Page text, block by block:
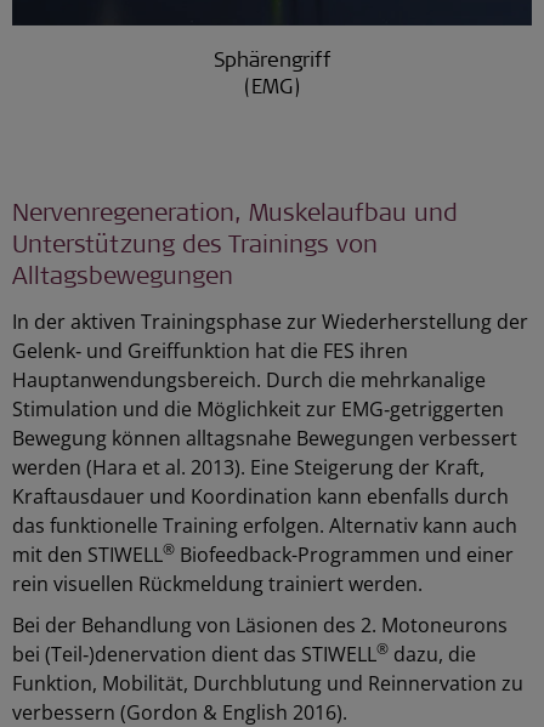
Sphärengriff
(EMG)
Nervenregeneration, Muskelaufbau und
Unterstützung des Trainings von
Alltagsbewegungen
In der aktiven Trainingsphase zur Wiederherstellung der
Gelenk‑ und Greiffunktion hat die FES ihren
Hauptanwendungsbereich. Durch die mehrkanalige
Stimulation und die Möglichkeit zur EMG‑getriggerten
Bewegung können alltagsnahe Bewegungen verbessert
werden (Hara et al. 2013). Eine Steigerung der Kraft,
Kraftausdauer und Koordination kann ebenfalls durch
das funktionelle Training erfolgen. Alternativ kann auch
mit den STIWELL® Biofeedback-Programmen und einer
rein visuellen Rückmeldung trainiert werden.
Bei der Behandlung von Läsionen des 2. Motoneurons
bei (Teil‑)denervation dient das STIWELL® dazu, die
Funktion, Mobilität, Durchblutung und Reinnervation zu
verbessern (Gordon & English 2016).